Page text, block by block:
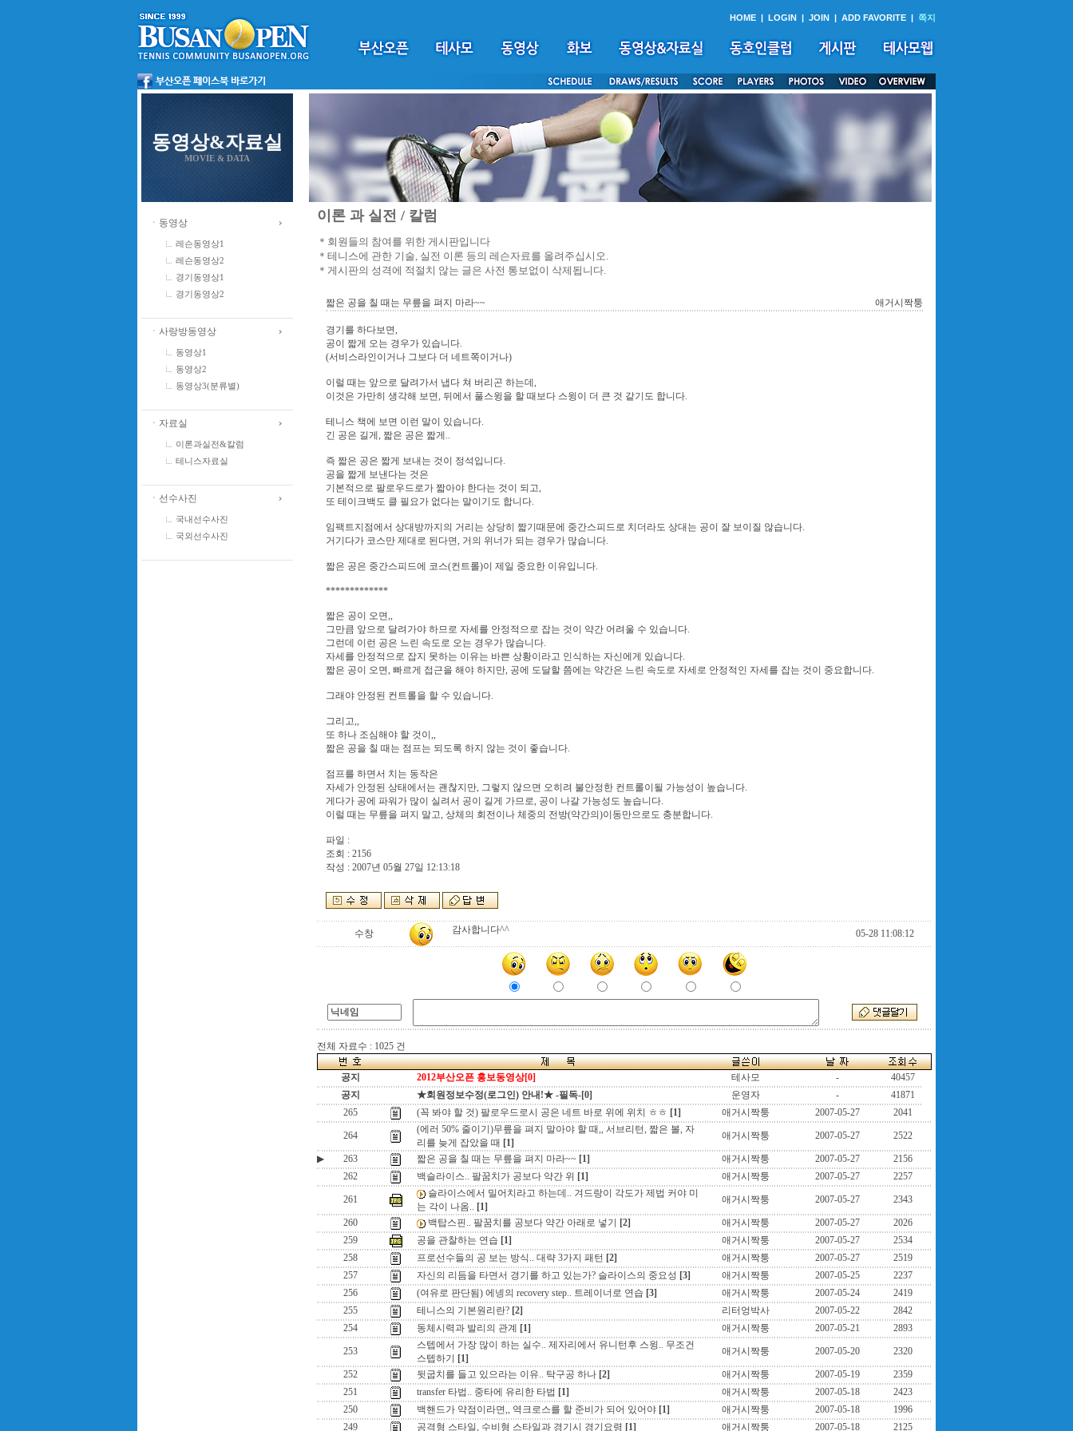
HOME | LOGIN | JOIN | ADD FAVORITE | 쪽지
동영상&자료실
MOVIE & DATA
ㆍ동영상
레슨동영상1
레슨동영상2
경기동영상1
경기동영상2
ㆍ사랑방동영상
동영상1
동영상2
동영상3(분류별)
ㆍ자료실
이론과실전&칼럼
테니스자료실
ㆍ선수사진
국내선수사진
국외선수사진
이론 과 실전 / 칼럼
＊회원들의 참여를 위한 게시판입니다
＊테니스에 관한 기술, 실전 이론 등의 레슨자료를 올려주십시오.
＊게시판의 성격에 적절치 않는 글은 사전 통보없이 삭제됩니다.
짧은 공을 칠 때는 무릎을 펴지 마라~~ 애거시짝퉁
경기를 하다보면,
공이 짧게 오는 경우가 있습니다.
(서비스라인이거나 그보다 더 네트쪽이거나)
이럴 때는 앞으로 달려가서 냅다 쳐 버리곤 하는데,
이것은 가만히 생각해 보면, 뒤에서 풀스윙을 할 때보다 스윙이 더 큰 것 같기도 합니다.
테니스 책에 보면 이런 말이 있습니다.
긴 공은 길게, 짧은 공은 짧게..
즉 짧은 공은 짧게 보내는 것이 정석입니다.
공을 짧게 보낸다는 것은
기본적으로 팔로우드로가 짧아야 한다는 것이 되고,
또 테이크백도 클 필요가 없다는 말이기도 합니다.
임팩트지점에서 상대방까지의 거리는 상당히 짧기때문에 중간스피드로 치더라도 상대는 공이 잘 보이질 않습니다.
거기다가 코스만 제대로 된다면, 거의 위너가 되는 경우가 많습니다.
짧은 공은 중간스피드에 코스(컨트롤)이 제일 중요한 이유입니다.
*************
짧은 공이 오면,,
그만큼 앞으로 달려가야 하므로 자세를 안정적으로 잡는 것이 약간 어려울 수 있습니다.
그런데 이런 공은 느린 속도로 오는 경우가 많습니다.
자세를 안정적으로 잡지 못하는 이유는 바쁜 상황이라고 인식하는 자신에게 있습니다.
짧은 공이 오면, 빠르게 접근을 해야 하지만, 공에 도달할 쯤에는 약간은 느린 속도로 자세로 안정적인 자세를 잡는 것이 중요합니다.
그래야 안정된 컨트롤을 할 수 있습니다.
그리고,,
또 하나 조심해야 할 것이,,
짧은 공을 칠 때는 점프는 되도록 하지 않는 것이 좋습니다.
점프를 하면서 치는 동작은
자세가 안정된 상태에서는 괜찮지만, 그렇지 않으면 오히려 불안정한 컨트롤이될 가능성이 높습니다.
게다가 공에 파워가 많이 실려서 공이 길게 가므로, 공이 나갈 가능성도 높습니다.
이럴 때는 무릎을 펴지 말고, 상체의 회전이나 체중의 전방(약간의)이동만으로도 충분합니다.
파일 :
조회 : 2156
작성 : 2007년 05월 27일 12:13:18
수창 감사합니다^^ 05-28 11:08:12
전체 자료수 : 1025 건
공지 2012부산오픈 홍보동영상[0] 테사모 -
40457
공지
★회원정보수정(로그인) 안내!★ -필독-[0] 운영자 -
41871
265
(꼭 봐야 할 것) 팔로우드로시 공은 네트 바로 위에 위치 ㅎㅎ [1] 애거시짝퉁 2007-05-27 2041
264
(에러 50% 줄이기)무릎을 펴지 말아야 할 때,, 서브리턴, 짧은 볼, 자
리를 늦게 잡았을 때 [1]
애거시짝퉁 2007-05-27 2522
▶ 263 짧은 공을 칠 때는 무릎을 펴지 마라~~ [1] 애거시짝퉁 2007-05-27
2156
262
백슬라이스.. 팔꿈치가 공보다 약간 위 [1] 애거시짝퉁 2007-05-27 2257
261
슬라이스에서 밀어치라고 하는데.. 겨드랑이 각도가 제법 커야 미
는 각이 나옴.. [1]
애거시짝퉁 2007-05-27 2343
260 백탑스핀.. 팔꿈치를 공보다 약간 아래로 넣기 [2] 애거시짝퉁 2007-05-27
2026
259
공을 관찰하는 연습 [1] 애거시짝퉁 2007-05-27
2534
258
프로선수들의 공 보는 방식.. 대략 3가지 패턴 [2] 애거시짝퉁 2007-05-27
2519
257
자신의 리듬을 타면서 경기를 하고 있는가? 슬라이스의 중요성 [3] 애거시짝퉁 2007-05-25
2237
256
(여유로 판단됨) 에넹의 recovery step.. 트레이너로 연습 [3] 애거시짝퉁 2007-05-24
2419
255
테니스의 기본원리란? [2] 리터엉박사 2007-05-22
2842
254
동체시력과 발리의 관계 [1] 애거시짝퉁 2007-05-21 2893
253
스텝에서 가장 많이 하는 실수.. 제자리에서 유니턴후 스윙.. 무조건
스텝하기
[1]
애거시짝퉁 2007-05-20 2320
252 뒷굽치를 들고 있으라는 이유.. 탁구공 하나 [2] 애거시짝퉁 2007-05-19
2359
251
transfer 타법.. 중타에 유리한 타법 [1] 애거시짝퉁 2007-05-18
2423
250
백핸드가 약점이라면,, 역크로스를 할 준비가 되어 있어야 [1] 애거시짝퉁 2007-05-18
1996
249
공격형 스타일, 수비형 스타일과 경기시 경기요령 [1] 애거시짝퉁 2007-05-18 2125